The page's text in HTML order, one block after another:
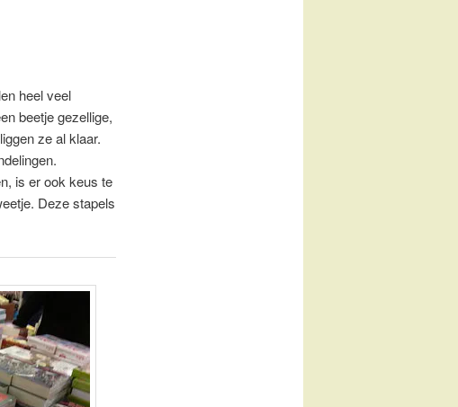
heel veel
beetje gezellige,
ze al klaar.
is er ook keus te
Deze stapels